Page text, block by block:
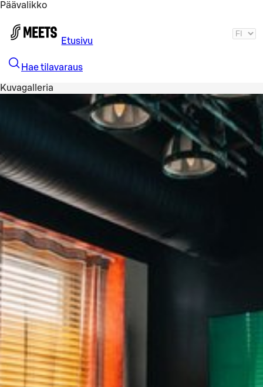
Päävalikko
Etusivu
Hae tilavaraus
Kuvagalleria